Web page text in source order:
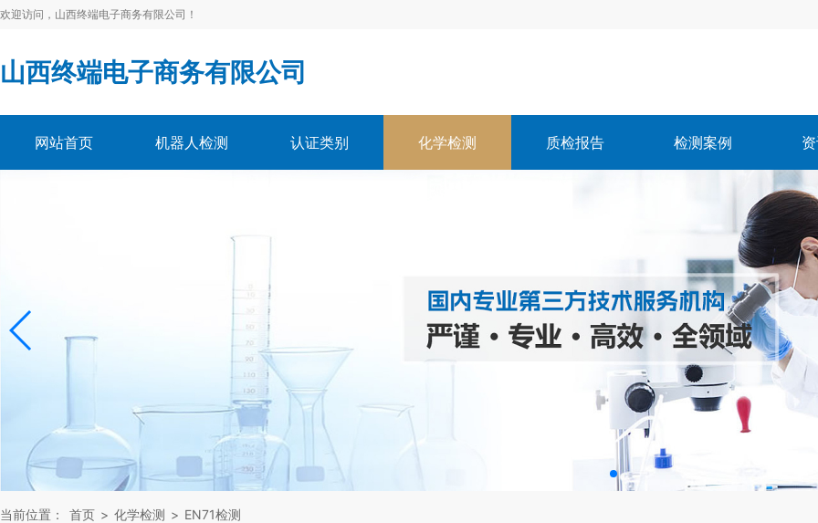
欢迎访问，山西终端电子商务有限公司！
山西终端电子商务有限公司
网站首页 机器人检测 认证类别 化学检测 质检报告 检测案例
当前位置： 首页 > 化学检测 > EN71检测